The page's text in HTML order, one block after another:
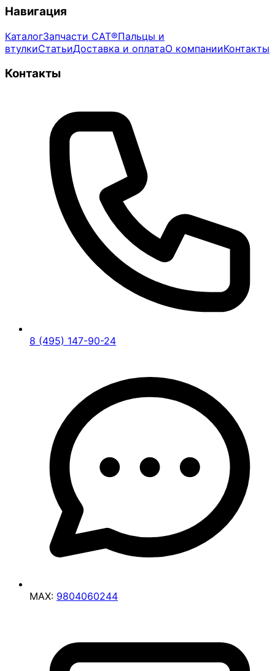
Навигация
КаталогЗапчасти CAT®Пальцы и
втулкиСтатьиДоставка и оплатаО компанииКонтакты
Контакты
8 (495) 147-90-24
MAX: 9804060244